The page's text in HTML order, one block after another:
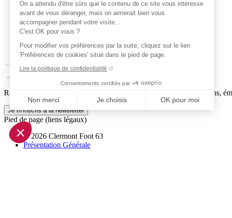
On a attendu d'être sûrs que le contenu de ce site vous intéresse
avant de vous déranger, mais on aimerait bien vous
accompagner pendant votre visite...
C'est OK pour vous ?
Pour modifier vos préférences par la suite, cliquez sur le lien
'Préférences de cookies' situé dans le pied de page.
Lire la politique de confidentialité
Consentements certifiés par
Non merci Je choisis OK pour moi
Axeptio consent
Plateforme de Gestion du Consentement : Personnalisez vos
Notre plateforme vous permet d'adapter et de gérer vos
Reçois par email ta dose officielle de Clermont Foot 63 : actus, matchs,
Je m'inscris à la newsletter
Pied de page (liens légaux)
© 2026 Clermont Foot 63
Présentation Générale